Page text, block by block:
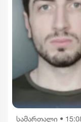
სამართალი •